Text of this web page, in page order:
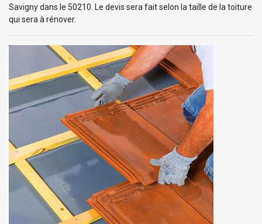
Savigny dans le 50210. Le devis sera fait selon la taille de la toiture
qui sera à rénover.